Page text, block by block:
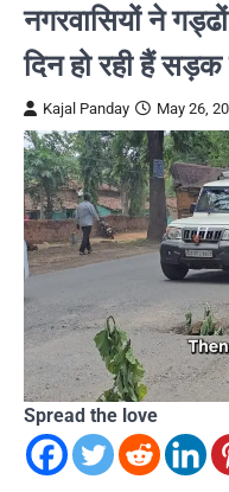
नगरवासियों ने
दिन हो रही हैं
Kajal Panday May 26,
Spread the love